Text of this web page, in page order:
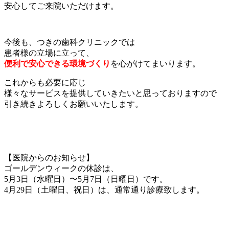
安心してご来院いただけます。
今後も、つきの歯科クリニックでは
患者様の立場に立って、
便利で安心できる環境づくり を心がけてまいります。
これからも必要に応じ
様々なサービスを提供していきたいと思っておりますので
引き続きよろしくお願いいたします。
【医院からのお知らせ】
ゴールデンウィークの休診は、
5月3日（水曜日）〜5月7日（日曜日）です。
4月29日（土曜日、祝日）は、通常通り診療致します。